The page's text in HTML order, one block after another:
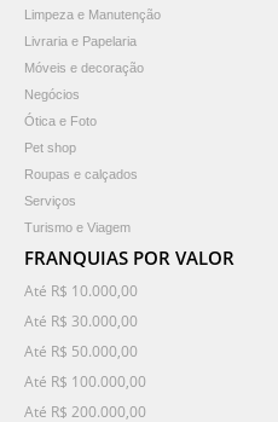
Limpeza e Manutenção
Livraria e Papelaria
Móveis e decoração
Negócios
Ótica e Foto
Pet shop
Roupas e calçados
Serviços
Turismo e Viagem
FRANQUIAS POR VALOR
Até R$ 10.000,00
Até R$ 30.000,00
Até R$ 50.000,00
Até R$ 100.000,00
Até R$ 200.000,00